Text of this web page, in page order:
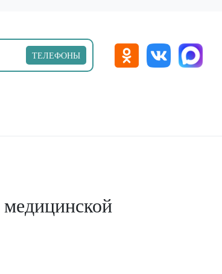
ТЕЛЕФОНЫ